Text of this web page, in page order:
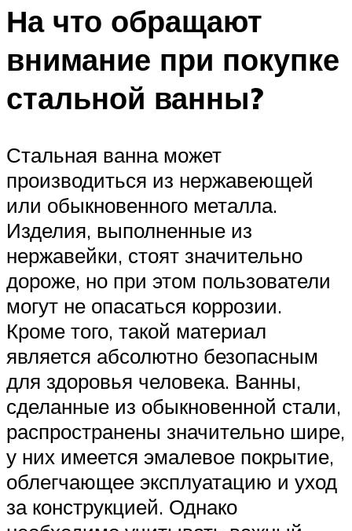
На что обращают
внимание при покупке
стальной ванны?
Стальная ванна может
производиться из нержавеющей
или обыкновенного металла.
Изделия, выполненные из
нержавейки, стоят значительно
дороже, но при этом пользователи
могут не опасаться коррозии.
Кроме того, такой материал
является абсолютно безопасным
для здоровья человека. Ванны,
сделанные из обыкновенной стали,
распространены значительно шире,
у них имеется эмалевое покрытие,
облегчающее эксплуатацию и уход
за конструкцией. Однако